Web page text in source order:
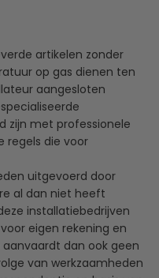
artikelen zonder
op gas dienen ten
aangesloten
zijn met professionele
regels die voor
uitgevoerd door
al dan niet heeft
installatiebedrijven
eigen rekening en
aanvaardt dan ook geen
van werkzaamheden